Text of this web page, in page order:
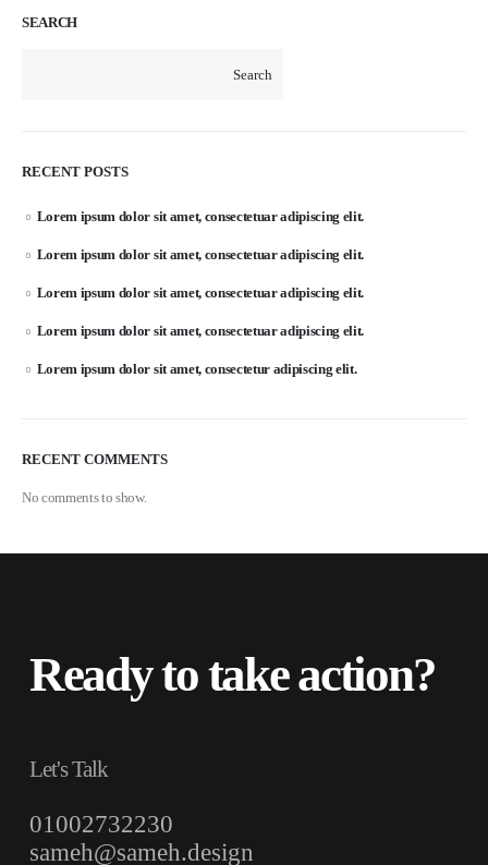
SEARCH
Search
RECENT POSTS
Lorem ipsum dolor sit amet, consectetuar adipiscing elit.
Lorem ipsum dolor sit amet, consectetuar adipiscing elit.
Lorem ipsum dolor sit amet, consectetuar adipiscing elit.
Lorem ipsum dolor sit amet, consectetuar adipiscing elit.
Lorem ipsum dolor sit amet, consectetur adipiscing elit.
RECENT COMMENTS
No comments to show.
Ready to take action?
Let's Talk
01002732230
sameh@sameh.design